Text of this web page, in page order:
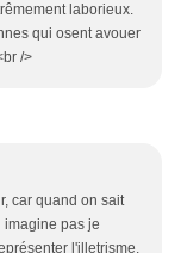
laborieux.
qui osent avouer
/>
car quand on sait
imagine pas je
l'illetrisme.